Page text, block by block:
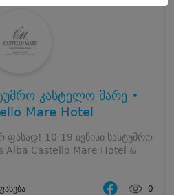
კასტელო მარე •
Mare Hotel
ფასად! 10-19 ივნისი სასტუმრო
Alba Castello Mare Hotel &
0